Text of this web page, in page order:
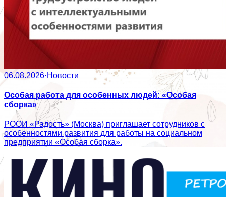
06.08.2026·Новости
Особая работа для особенных людей: «Особая
сборка»
РООИ «Радость» (Москва) приглашает сотрудников с
особенностями развития для работы на социальном
предприятии «Особая сборка».